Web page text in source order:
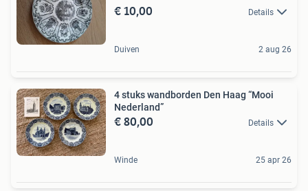
€ 10,00 Details
Duiven 2 aug 26
4 stuks wandborden Den Haag “Mooi
Nederland”
€ 80,00 Details
Winde 25 apr 26